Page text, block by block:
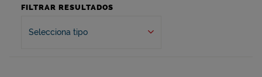
FILTRAR RESULTADOS
Selecciona tipo